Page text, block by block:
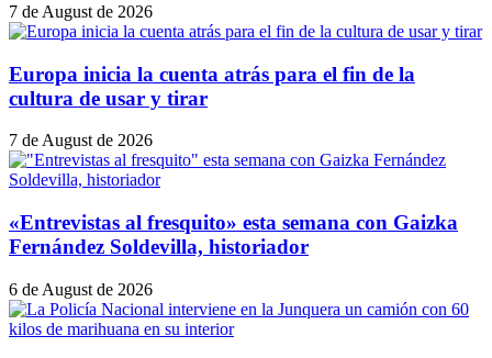
7 de August de 2026
Europa inicia la cuenta atrás para el fin de la
cultura de usar y tirar
7 de August de 2026
«Entrevistas al fresquito» esta semana con Gaizka
Fernández Soldevilla, historiador
6 de August de 2026